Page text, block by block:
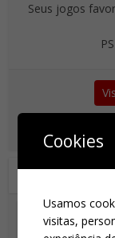
Seus jogos
Cookies
Usamos
visitas,